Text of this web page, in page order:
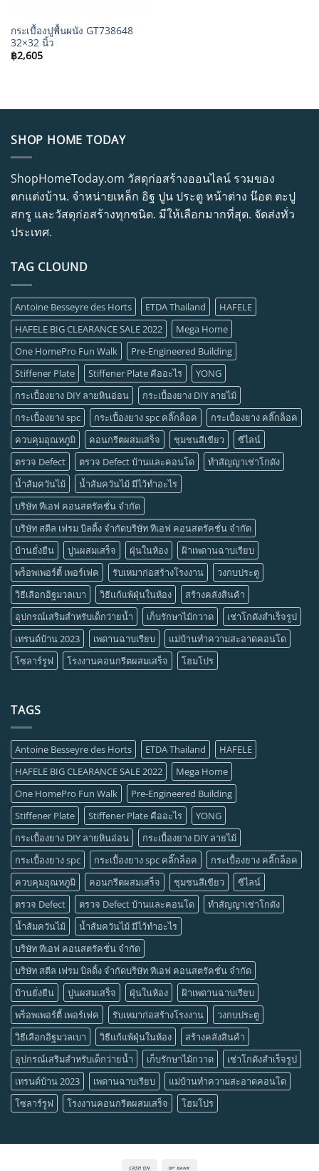
กระเบื้องปูพื้นผนัง GT738648
32×32 นิ้ว
฿2,605
SHOP HOME TODAY
ShopHomeToday.om วัสดุก่อสร้างออนไลน์ รวมของ
ตกแต่งบ้าน. จำหน่ายเหล็ก อิฐ ปูน ประตู หน้าต่าง น๊อต ตะปู
สกรู และวัสดุก่อสร้างทุกชนิด. มีให้เลือกมากที่สุด. จัดส่งทั่ว
ประเทศ.
TAG CLOUND
Antoine Besseyre des Horts ETDA Thailand
HAFELE
HAFELE BIG CLEARANCE SALE 2022
Mega Home
One HomePro Fun Walk
Pre-Engineered Building
Stiffener Plate
Stiffener Plate คืออะไร
YONG
กระเบื้องยาง DIY ลายหินอ่อน
กระเบื้องยาง DIY ลายไม้
กระเบื้องยาง spc
กระเบื้องยาง spc คลิ๊กล็อค
กระเบื้องยาง คลิ๊กล็อค
ควบคุมอุณหภูมิ
คอนกรีตผสมเสร็จ ชุมชนสีเขียว
ซีไลน์
ตรวจ Defect
ตรวจ Defect บ้านและคอนโด
ทำสัญญาเช่าโกดัง
น้ำส้มควันไม้
น้ำส้มควันไม้ มีไว้ทำอะไร
บริษัท ทีเอฟ คอนสตรัคชั่น จำกัด
บริษัท สตีล เฟรม บิลดิ้ง จำกัดบริษัท ทีเอฟ คอนสตรัคชั่น จำกัด
บ้านยั่งยืน
ปูนผสมเสร็จ ฝุ่นในห้อง
ฝ้าเพดานฉาบเรียบ
พร็อพเพอร์ตี้ เพอร์เฟค
รับเหมาก่อสร้างโรงงาน
วงกบประตู
วิธีเลือกอิฐมวลเบา
วิธีแก้แพ้ฝุ่นในห้อง
สร้างคลังสินค้า
อุปกรณ์เสริมสำหรับเด็กว่ายน้ำ
เก็บรักษาไม้กวาด
เช่าโกดังสำเร็จรูป
เทรนด์บ้าน 2023
เพดานฉาบเรียบ
แม่บ้านทำความสะอาดคอนโด
โซลาร์รูฟ
โรงงานคอนกรีตผสมเสร็จ โฮมโปร
TAGS
Antoine Besseyre des Horts ETDA Thailand
HAFELE
HAFELE BIG CLEARANCE SALE 2022
Mega Home
One HomePro Fun Walk
Pre-Engineered Building
Stiffener Plate
Stiffener Plate คืออะไร
YONG
กระเบื้องยาง DIY ลายหินอ่อน
กระเบื้องยาง DIY ลายไม้
กระเบื้องยาง spc
กระเบื้องยาง spc คลิ๊กล็อค
กระเบื้องยาง คลิ๊กล็อค
ควบคุมอุณหภูมิ
คอนกรีตผสมเสร็จ ชุมชนสีเขียว
ซีไลน์
ตรวจ Defect
ตรวจ Defect บ้านและคอนโด
ทำสัญญาเช่าโกดัง
น้ำส้มควันไม้
น้ำส้มควันไม้ มีไว้ทำอะไร
บริษัท ทีเอฟ คอนสตรัคชั่น จำกัด
บริษัท สตีล เฟรม บิลดิ้ง จำกัดบริษัท ทีเอฟ คอนสตรัคชั่น จำกัด
บ้านยั่งยืน
ปูนผสมเสร็จ ฝุ่นในห้อง
ฝ้าเพดานฉาบเรียบ
พร็อพเพอร์ตี้ เพอร์เฟค
รับเหมาก่อสร้างโรงงาน
วงกบประตู
วิธีเลือกอิฐมวลเบา
วิธีแก้แพ้ฝุ่นในห้อง
สร้างคลังสินค้า
อุปกรณ์เสริมสำหรับเด็กว่ายน้ำ
เก็บรักษาไม้กวาด
เช่าโกดังสำเร็จรูป
เทรนด์บ้าน 2023
เพดานฉาบเรียบ
แม่บ้านทำความสะอาดคอนโด
โซลาร์รูฟ
โรงงานคอนกรีตผสมเสร็จ โฮมโปร